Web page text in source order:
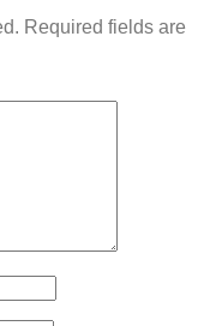
Required fields are